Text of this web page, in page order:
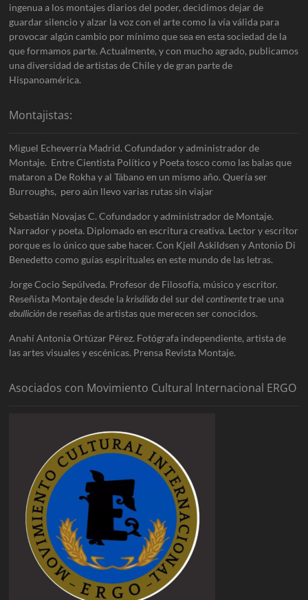
ingenua a los montajes diarios del poder, decidimos dejar de
guardar silencio y alzar la voz con el arte como la vía válida para
provocar algún cambio por mínimo que sea en esta sociedad de la
que formamos parte. Actualmente, y con mucho agrado, publicamos
una diversidad de artistas de Chile y de gran parte de
Hispanoamérica.
Montajistas:
Miguel Echeverría Madrid. Cofundador y administrador de
Montaje. Entre Cientista Político y Poeta tosco como las balas que
mataron a De Rokha y al Tábano en un mismo año. Quería ser
Burroughs, pero aún llevo varias rutas sin viajar
Sebastián Novajas C. Cofundador y administrador de Montaje.
Narrador y poeta. Diplomado en escritura creativa. Lector y escritor
porque es lo único que sabe hacer. Con Kjell Askildsen y Antonio Di
Benedetto como guías espirituales en este mundo de las letras.
Jorge Cocio Sepúlveda. Profesor de Filosofía, músico y escritor.
Reseñista Montaje desde lakrisálidadel sur delcontinentetrae una
ebulliciónde reseñas de artistas que merecen ser conocidos.
Anahí Antonia Ortúzar Pérez. Fotógrafa independiente, artista de
las artes visuales y escénicas. Prensa Revista Montaje.
Asociados con Movimiento Cultural Internacional ERGO